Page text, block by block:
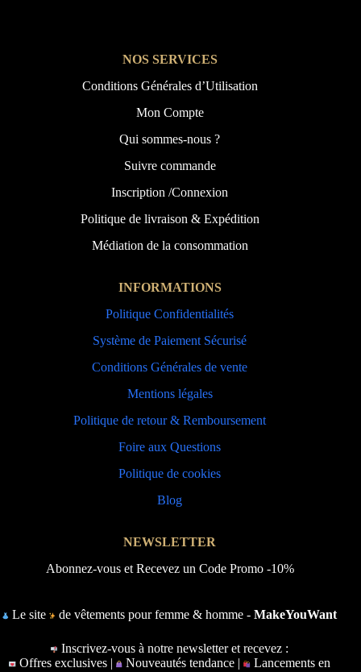
NOS SERVICES
Conditions Générales d’Utilisation
Mon Compte
Qui sommes-nous ?
Suivre commande
Inscription /Connexion
Politique de livraison & Expédition
Médiation de la consommation
INFORMATIONS
Politique Confidentialités
Système de Paiement Sécurisé
Conditions Générales de vente
Mentions légales
Politique de retour & Remboursement
Foire aux Questions
Politique de cookies
Blog
NEWSLETTER
Abonnez-vous et Recevez un Code Promo -10%
Le site de vêtements pour femme & homme -MakeYouWant
Inscrivez-vous à notre newsletter et recevez :
Offres exclusives |
Nouveautés tendance |
Lancements en